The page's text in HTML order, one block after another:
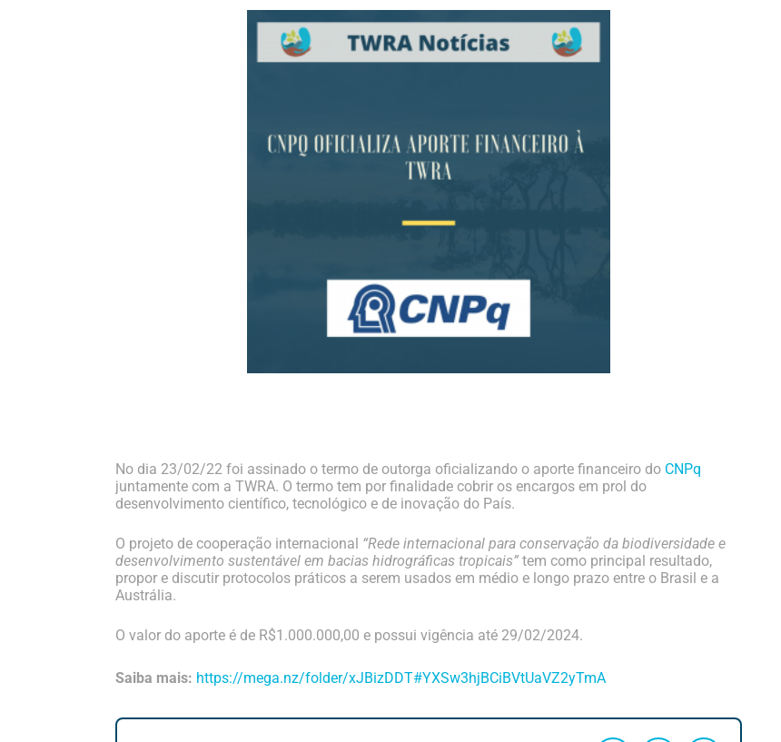
No dia 23/02/22 foi assinado o termo de outorga oficializando o aporte financeiro do CNPq
juntamente com a TWRA. O termo tem por finalidade cobrir os encargos em prol do
desenvolvimento científico, tecnológico e de inovação do País.
O projeto de cooperação internacional “Rede internacional para conservação da biodiversidade e
desenvolvimento sustentável em bacias hidrográficas tropicais” tem como principal resultado,
propor e discutir protocolos práticos a serem usados em médio e longo prazo entre o Brasil e a
Austrália.
O valor do aporte é de R$1.000.000,00 e possui vigência até 29/02/2024.
Saiba mais: https://mega.nz/folder/xJBizDDT#YXSw3hjBCiBVtUaVZ2yTmA